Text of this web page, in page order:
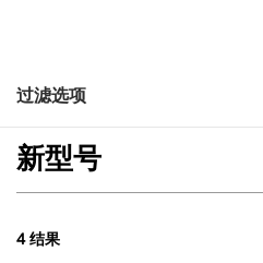
过滤选项
新型号
4 结果